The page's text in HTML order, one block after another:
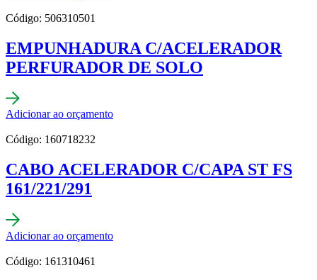
Código: 506310501
EMPUNHADURA C/ACELERADOR
PERFURADOR DE SOLO
Adicionar ao orçamento
Código: 160718232
CABO ACELERADOR C/CAPA ST FS
161/221/291
Adicionar ao orçamento
Código: 161310461